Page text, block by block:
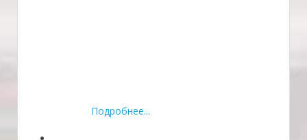
Подробнее...